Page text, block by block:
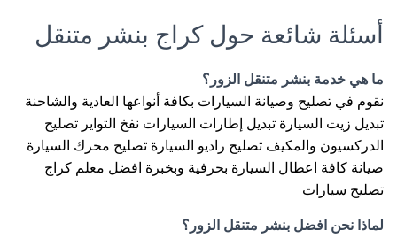
أسئلة شائعة حول كراج بنشر متنقل
ما هي خدمة بنشر متنقل الزور؟
نقوم في تصليح وصيانة السيارات بكافة أنواعها العادية والشاحنة
تبديل زيت السيارة تبديل إطارات السيارات نفخ التواير تصليح
الدركسيون والمكيف تصليح راديو السيارة تصليح محرك السيارة
صيانة كافة اعطال السيارة بحرفية وبخبرة افضل معلم كراج
تصليح سيارات
لماذا نحن افضل بنشر متنقل الزور؟